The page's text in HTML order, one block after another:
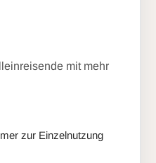
mit mehr
zur Einzelnutzung